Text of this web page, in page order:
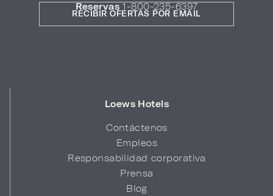
Reservas 1-800-235-6397
Loews Hotels
Contáctenos
Empleos
Responsabilidad corporativa
Prensa
Blog
RECIBIR OFERTAS POR EMAIL